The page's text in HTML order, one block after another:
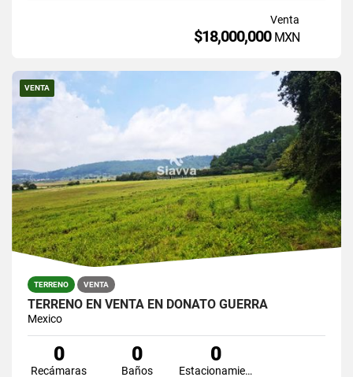
Venta
$18,000,000 MXN
VENTA
TERRENO VENTA
TERRENO EN VENTA EN DONATO GUERRA
Mexico
0
Recámaras
0
Baños
0
Estacionamiento